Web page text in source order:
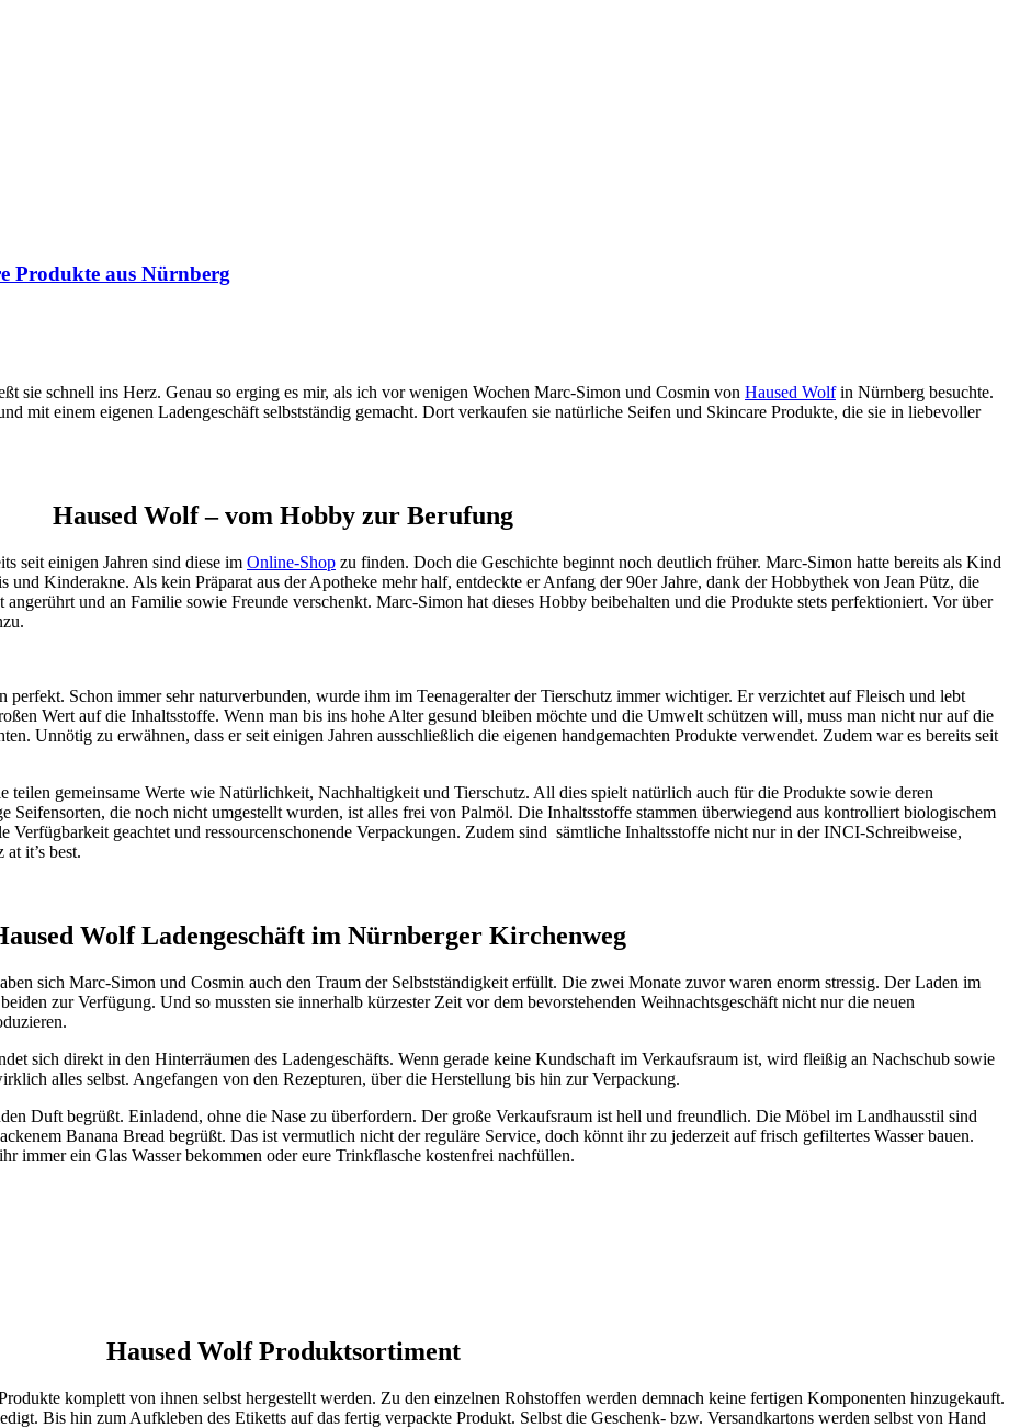
Produkte aus Nürnberg
sie schnell ins Herz. Genau so erging es mir, als ich vor wenigen Wochen Marc-Simon und Cosmin von Haused Wolfin Nürnberg besuchte.
mit einem eigenen Ladengeschäft selbstständig gemacht. Dort verkaufen sie natürliche Seifen und Skincare Produkte, die sie in liebevoller
Haused Wolf – vom Hobby zur Berufung
seit einigen Jahren sind diese im Online-Shop zu finden. Doch die Geschichte beginnt noch deutlich früher. Marc-Simon hatte bereits als Kind
Kinderakne. Als kein Präparat aus der Apotheke mehr half, entdeckte er Anfang der 90er Jahre, dank der Hobbythek von Jean Pütz, die
und an Familie sowie Freunde verschenkt. Marc-Simon hat dieses Hobby beibehalten und die Produkte stets perfektioniert. Vor über
Schon immer sehr naturverbunden, wurde ihm im Teenageralter der Tierschutz immer wichtiger. Er verzichtet auf Fleisch und lebt
Wert auf die Inhaltsstoffe. Wenn man bis ins hohe Alter gesund bleiben möchte und die Umwelt schützen will, muss man nicht nur auf die
Unnötig zu erwähnen, dass er seit einigen Jahren ausschließlich die eigenen handgemachten Produkte verwendet. Zudem war es bereits seit
teilen gemeinsame Werte wie Natürlichkeit, Nachhaltigkeit und Tierschutz. All dies spielt natürlich auch für die Produkte sowie deren
die noch nicht umgestellt wurden, ist alles frei von Palmöl. Die Inhaltsstoffe stammen überwiegend aus kontrolliert biologischem
geachtet und ressourcenschonende Verpackungen. Zudem sind sämtliche Inhaltsstoffe nicht nur in der INCI-Schreibweise,
it’s best.
Wolf Ladengeschäft im Nürnberger Kirchenweg
sich Marc-Simon und Cosmin auch den Traum der Selbstständigkeit erfüllt. Die zwei Monate zuvor waren enorm stressig. Der Laden im
zur Verfügung. Und so mussten sie innerhalb kürzester Zeit vor dem bevorstehenden Weihnachtsgeschäft nicht nur die neuen
sich direkt in den Hinterräumen des Ladengeschäfts. Wenn gerade keine Kundschaft im Verkaufsraum ist, wird fleißig an Nachschub sowie
alles selbst. Angefangen von den Rezepturen, über die Herstellung bis hin zur Verpackung.
Duft begrüßt. Einladend, ohne die Nase zu überfordern. Der große Verkaufsraum ist hell und freundlich. Die Möbel im Landhausstil sind
Banana Bread begrüßt. Das ist vermutlich nicht der reguläre Service, doch könnt ihr zu jederzeit auf frisch gefiltertes Wasser bauen.
immer ein Glas Wasser bekommen oder eure Trinkflasche kostenfrei nachfüllen.
Haused Wolf Produktsortiment
komplett von ihnen selbst hergestellt werden. Zu den einzelnen Rohstoffen werden demnach keine fertigen Komponenten hinzugekauft.
Bis hin zum Aufkleben des Etiketts auf das fertig verpackte Produkt. Selbst die Geschenk- bzw. Versandkartons werden selbst von Hand